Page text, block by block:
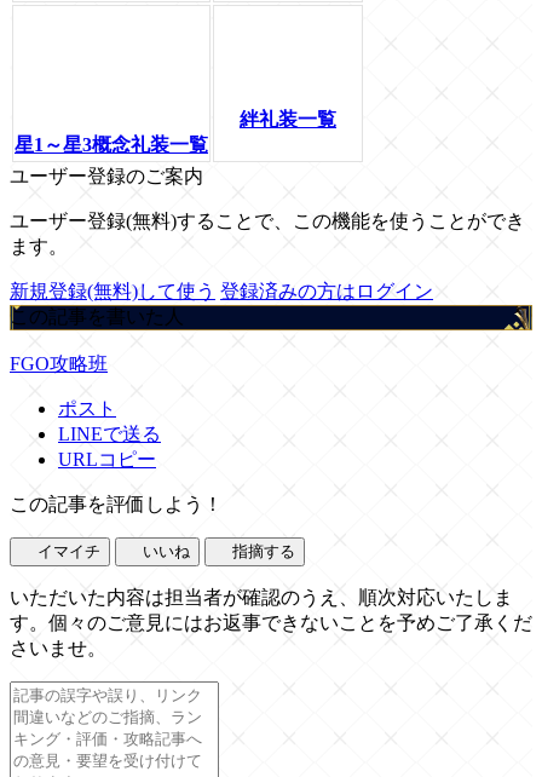
星1～星3概念礼装一覧
絆礼装一覧
ユーザー登録のご案内
ユーザー登録(無料)することで、この機能を使うことができ
ます。
新規登録(無料)して使う 登録済みの方はログイン
この記事を書いた人
FGO攻略班
ポスト
LINEで送る
URLコピー
この記事を評価しよう！
イマイチ いいね 指摘する
いただいた内容は担当者が確認のうえ、順次対応いたしま
す。個々のご意見にはお返事できないことを予めご了承くだ
さいませ。